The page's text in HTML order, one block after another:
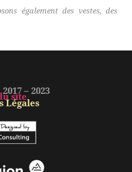
également des vestes, des
– 2023
site
Légales